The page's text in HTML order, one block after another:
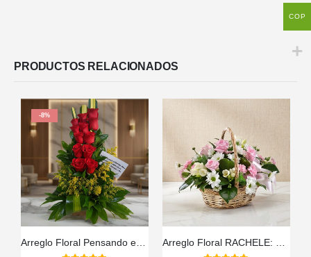
PRODUCTOS RELACIONADOS
-8%
COP